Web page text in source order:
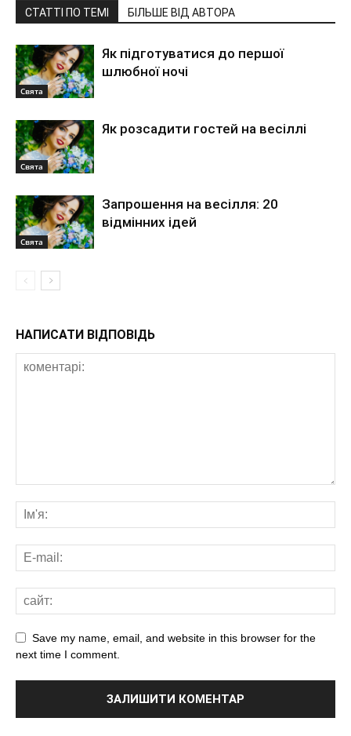
СТАТТІ ПО ТЕМІ БІЛЬШЕ ВІД АВТОРА
Свята
Як підготуватися до першої
шлюбної ночі
Свята
Як розсадити гостей на весіллі
Свята
Запрошення на весілля: 20
відмінних ідей
НАПИСАТИ ВІДПОВІДЬ
Save my name, email, and website in this browser for the
next time I comment.